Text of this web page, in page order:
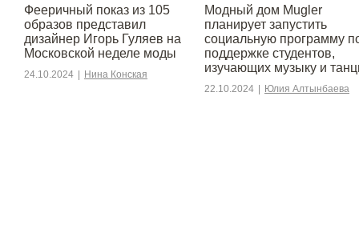
Фееричный показ из 105
образов представил
дизайнер Игорь Гуляев на
Московской неделе моды
24.10.2024 Нина Конская
Модный дом Mugler
планирует запустить
социальную программу
поддержке студентов,
изучающих музыку и
22.10.2024 Юлия Алтынбаева